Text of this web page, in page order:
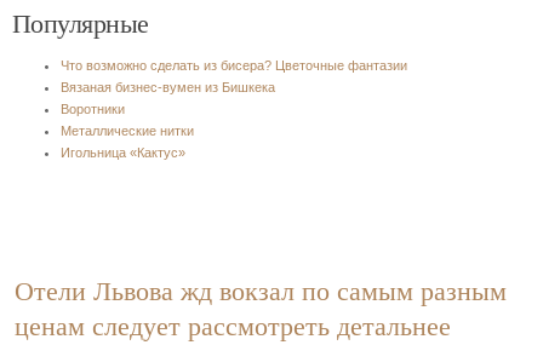
Популярные
Что возможно сделать из бисера? Цветочные фантазии
Вязаная бизнес-вумен из Бишкека
Воротники
Металлические нитки
Игольница «Кактус»
Отели Львова жд вокзал по самым разным
ценам следует рассмотреть детальнее